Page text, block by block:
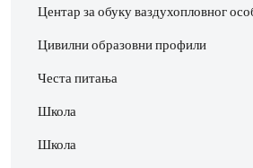
Центар за обуку ваздухопловног
Цивилни образовни профили
Честа питања
Школа
Школа